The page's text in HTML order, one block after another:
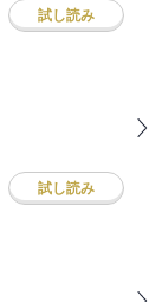
試し読み
試し読み